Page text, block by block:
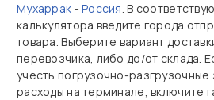
Мухаррак -Россия. В
калькулятора введите города
товара. Выберите вариант
перевозчика, либо до/от склада.
учесть погрузочно-разгрузочные
расходы на терминале, включите